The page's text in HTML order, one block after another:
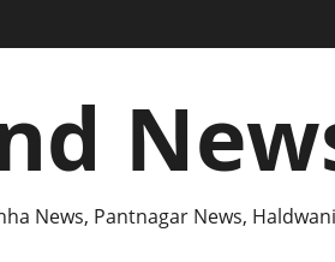
News, Pantnagar News,